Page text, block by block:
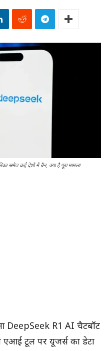
समेत कई देशों में बैन, क्या है पूरा मामला
DeepSeek R1 AI चैटबॉट
एआई टूल पर यूजर्स का डेटा